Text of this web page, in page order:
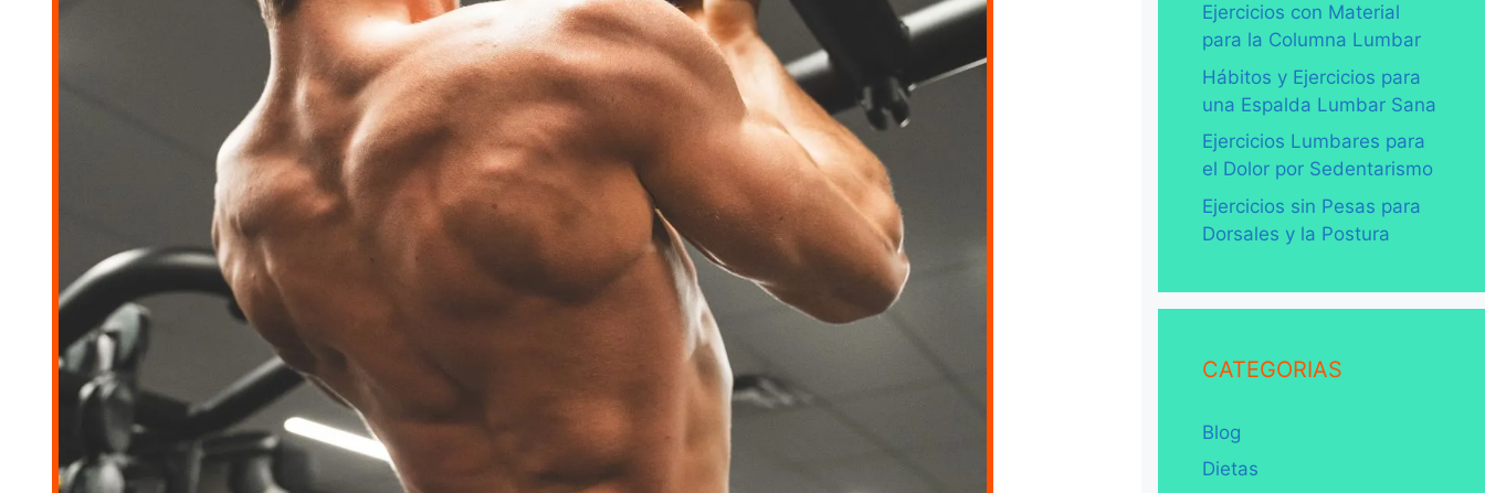
Ejercicios con Material
para la Columna Lumbar
Hábitos y Ejercicios para
una Espalda Lumbar Sana
Ejercicios Lumbares para
el Dolor por Sedentarismo
Ejercicios sin Pesas para
Dorsales y la Postura
CATEGORIAS
Blog
Dietas